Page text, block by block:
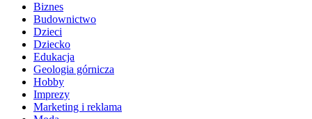
Biznes
Budownictwo
Dzieci
Dziecko
Edukacja
Geologia górnicza
Hobby
Imprezy
Marketing i reklama